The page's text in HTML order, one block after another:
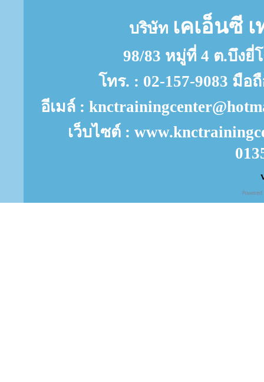
บริษัท เคเอ็นซี
98/83 หมู่ที่ 4 ต.บึงยี่
โทร. : 02-157-9083 มือ
อีเมล์ :
เว็บไซต์ :